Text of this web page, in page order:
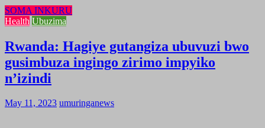
SOMA INKURU
Health Ubuzima
Rwanda: Hagiye gutangiza ubuvuzi bwo
gusimbuza ingingo zirimo impyiko
n’izindi
May 11, 2023 umuringanews